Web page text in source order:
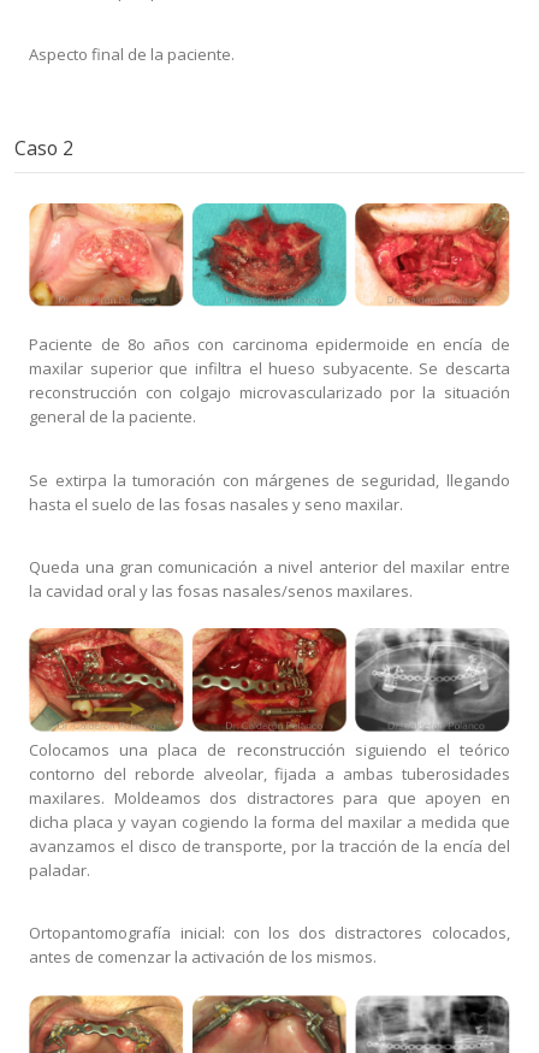
Aspecto final de la paciente.
Caso 2
Paciente de 8o años con carcinoma epidermoide en encía de
maxilar superior que infiltra el hueso subyacente. Se descarta
reconstrucción con colgajo microvascularizado por la situación
general de la paciente.
Se extirpa la tumoración con márgenes de seguridad, llegando
hasta el suelo de las fosas nasales y seno maxilar.
Queda una gran comunicación a nivel anterior del maxilar entre
la cavidad oral y las fosas nasales/senos maxilares.
Colocamos una placa de reconstrucción siguiendo el teórico
contorno del reborde alveolar, fijada a ambas tuberosidades
maxilares. Moldeamos dos distractores para que apoyen en
dicha placa y vayan cogiendo la forma del maxilar a medida que
avanzamos el disco de transporte, por la tracción de la encía del
paladar.
Ortopantomografía inicial: con los dos distractores colocados,
antes de comenzar la activación de los mismos.